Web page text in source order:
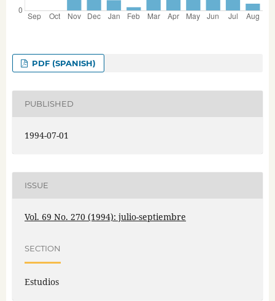
PDF (SPANISH)
PUBLISHED
1994-07-01
ISSUE
Vol. 69 No. 270 (1994): julio-septiembre
SECTION
Estudios